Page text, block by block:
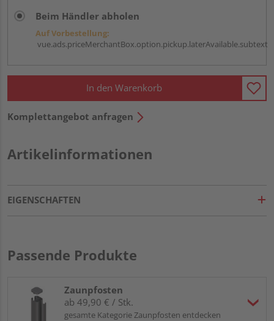
Beim Händler abholen
Auf Vorbestellung:
vue.ads.priceMerchantBox.option.pickup.laterAvailable.subtext
In den Warenkorb
Komplettangebot anfragen
Artikelinformationen
EIGENSCHAFTEN
Passende Produkte
Zaunpfosten
ab 49,90 € / Stk.
gesamte Kategorie Zaunpfosten entdecken